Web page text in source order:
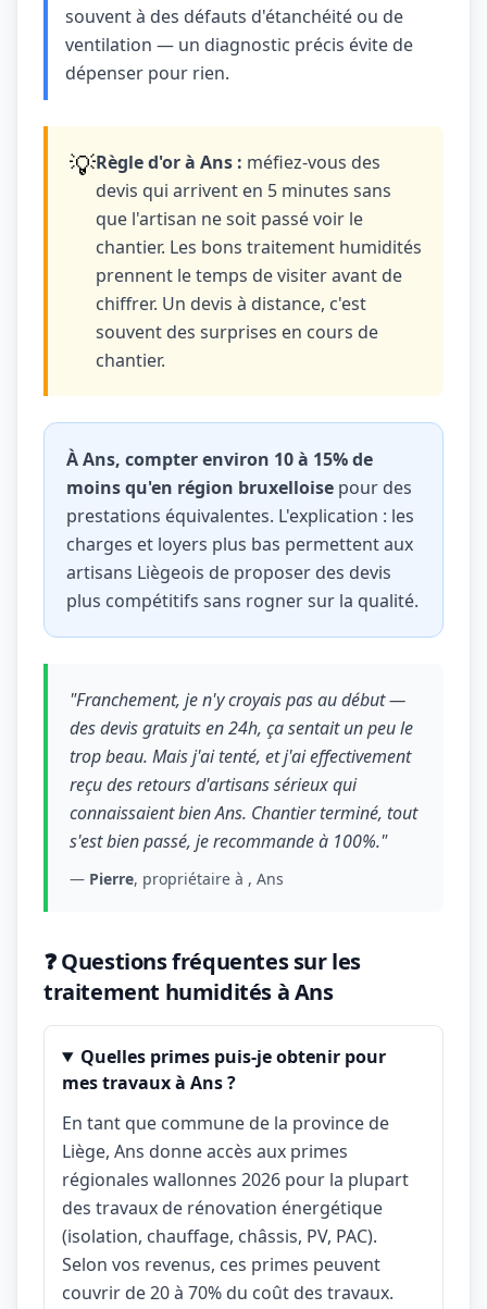
souvent à des défauts d'étanchéité ou de
ventilation — un diagnostic précis évite de
dépenser pour rien.
💡Règle d'or à Ans : méfiez-vous des
devis qui arrivent en 5 minutes sans
que l'artisan ne soit passé voir le
chantier. Les bons traitement humidités
prennent le temps de visiter avant de
chiffrer. Un devis à distance, c'est
souvent des surprises en cours de
chantier.
À Ans, compter environ 10 à 15% de
moins qu'en région bruxelloise pour des
prestations équivalentes. L'explication : les
charges et loyers plus bas permettent aux
artisans Liègeois de proposer des devis
plus compétitifs sans rogner sur la qualité.
"Franchement, je n'y croyais pas au début —
des devis gratuits en 24h, ça sentait un peu le
trop beau. Mais j'ai tenté, et j'ai effectivement
reçu des retours d'artisans sérieux qui
connaissaient bien Ans. Chantier terminé, tout
s'est bien passé, je recommande à 100%."
— Pierre, propriétaire à , Ans
❓ Questions fréquentes sur les
traitement humidités à Ans
Quelles primes puis-je obtenir pour
mes travaux à Ans ?
En tant que commune de la province de
Liège, Ans donne accès aux primes
régionales wallonnes 2026 pour la plupart
des travaux de rénovation énergétique
(isolation, chauffage, châssis, PV, PAC).
Selon vos revenus, ces primes peuvent
couvrir de 20 à 70% du coût des travaux.